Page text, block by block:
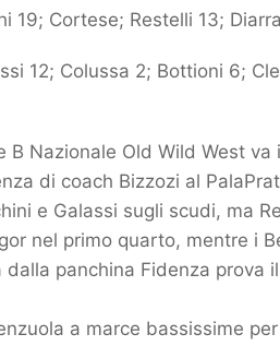
19; Cortese; Restelli 13;
12; Colussa 2; Bottioni 6;
Nazionale Old Wild West
di coach Bizzozi al
e Galassi sugli scudi, ma
nel primo quarto, mentre i
panchina Fidenza
a marce bassissime